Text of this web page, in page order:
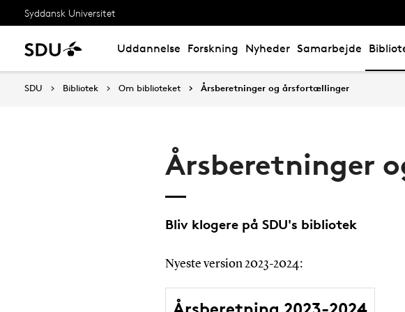
Syddansk Universitet
Uddannelse Forskning Nyheder Samarbejde
SDU Bibliotek Om biblioteket Årsberetninger og årsfortællinger
Årsberetninger
Bliv klogere på SDU's bibliotek
Nyeste version 2023-2024: